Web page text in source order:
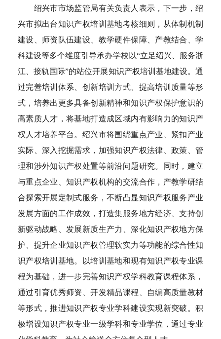
绍兴市市场监管局有关负责人表示，下一步，绍
兴市拟出台知识产权培训基地考核细则，从体制机制
建设、师资队伍建设、教学硬件保障、产教结合、学
科建设等多个维度引导承办学校以“立足绍兴、服务浙
江、接轨国际”的站位开展知识产权培训基地建设。通
过完善培训体系、创新培训方式、提高培训质量等形
式，培养出更多具备创新精神和知识产权保护意识的
高素质人才，将基地打造成区域内有影响力的知识产
权人才培养平台。绍兴市将围绕重点产业、紧扣产业
实际、深入挖掘需求，加强知识产权法律、政策、管
理和涉外知识产权处置等前沿问题研究。同时，建立
与重点企业、知识产权机构的交流合作，产教学研结
合探索开展定制式服务，不断凸显知识产权服务产业
发展方面的工作成效，打造集服务地方经济、支持创
新驱动战略、发展新质生产力、深化知识产权地方保
护、提升企业知识产权管理软实力等功能的综合性知
识产权培训基地。以培训基地和现有知识产权专业课
程为基础，进一步完善知识产权学科教育课程体系，
通过引育优秀师资、开发精品课程、自编高质量教材
等形式，推进知识产权专业学科建设实现新突破。积
极增设知识产权专业一级学科和专业学位，通过专业